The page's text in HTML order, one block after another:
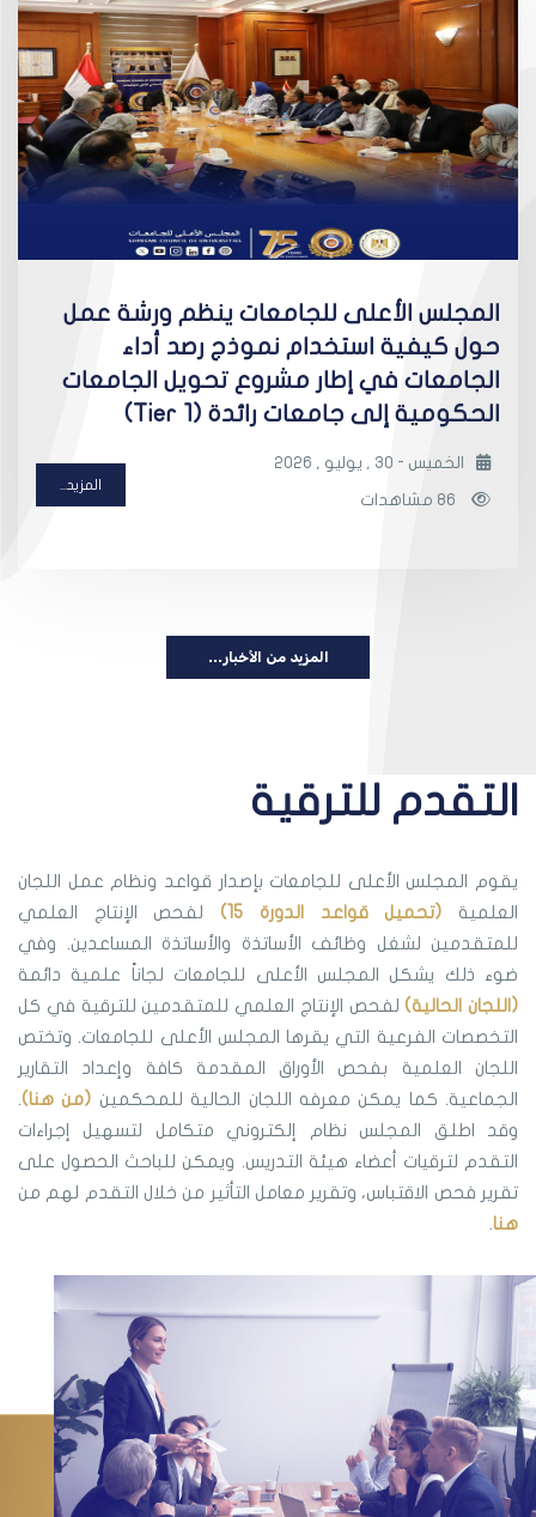
المجلس الأعلى للجامعات ينظم ورشة عمل
حول كيفية استخدام نموذج رصد أداء
الجامعات في إطار مشروع تحويل الجامعات
الحكومية إلى جامعات رائدة (Tier 1)
الخميس - 30 , يوليو , 2026
المزيد...
المزيد من الأخبار...
التقدم للترقية
يقوم المجلس الأعلى للجامعات بإصدار قواعد ونظام عمل اللجان
العلمية (تحميل قواعد الدورة 15)
لفحص الإنتاج العلمي
للمتقدمين لشغل وظائف الأساتذة والأساتذة المساعدين. وفي
ضوء ذلك يشكل المجلس الأعلى للجامعات لجاناً علمية دائمة
(اللجان الحالية) لفحص الإنتاج العلمي للمتقدمين للترقية في كل
التخصصات الفرعية التي يقرها المجلس الأعلى للجامعات. وتختص
اللجان العلمية بفحص الأوراق المقدمة كافة وإعداد التقارير
الجماعية. كما يمكن معرفه اللجان الحالية للمحكمين (من هنا).
وقد اطلق المجلس نظام إلكتروني متكامل لتسهيل إجراءات
التقدم لترقيات أعضاء هيئة التدريس. ويمكن للباحث الحصول على
تقرير فحص الاقتباس، وتقرير معامل التأثير من خلال التقدم لهم من
هنا.